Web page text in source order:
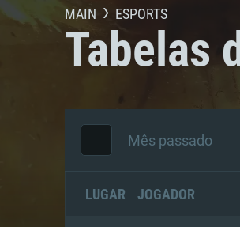
MAIN ESPORTS
Tabelas
Mês passado
LUGAR JOGADOR